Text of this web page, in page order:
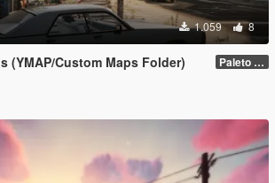
1.059 8
(YMAP/Custom Maps Folder) Paleto Bay (Legacy)